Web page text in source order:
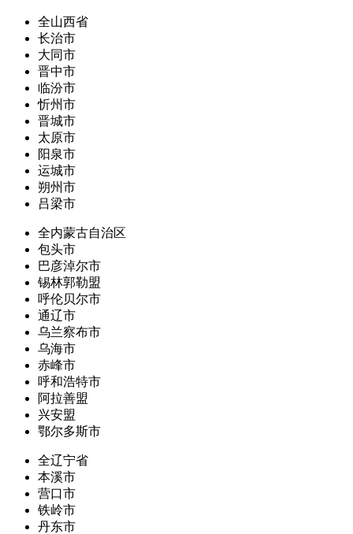
全山西省
长治市
大同市
晋中市
临汾市
忻州市
晋城市
太原市
阳泉市
运城市
朔州市
吕梁市
全内蒙古自治区
包头市
巴彦淖尔市
锡林郭勒盟
呼伦贝尔市
通辽市
乌兰察布市
乌海市
赤峰市
呼和浩特市
阿拉善盟
兴安盟
鄂尔多斯市
全辽宁省
本溪市
营口市
铁岭市
丹东市